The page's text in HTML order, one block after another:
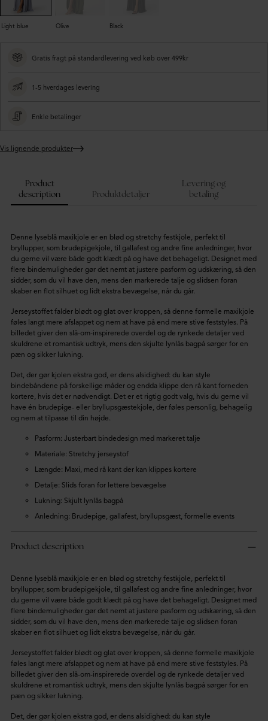
Light blue Olive Black
Gratis fragt på standardlevering ved køb over 499kr
1-5 hverdages levering
Enkle betalinger
Vis lignende produkter
Product
description
Produktdetaljer
Levering og
betaling
Denne lyseblå maxikjole er en blød og stretchy festkjole, perfekt til
bryllupper, som brudepigekjole, til gallafest og andre fine anledninger, hvor
du gerne vil være både godt klædt på og have det behageligt. Designet med
flere bindemuligheder gør det nemt at justere pasform og udskæring, så den
sidder, som du vil have den, mens den markerede talje og slidsen foran
skaber en flot silhuet og lidt ekstra bevægelse, når du går.
Jerseystoffet falder blødt og glat over kroppen, så denne formelle maxikjole
føles langt mere afslappet og nem at have på end mere stive feststyles. På
billedet giver den slå-om-inspirerede overdel og de rynkede detaljer ved
skuldrene et romantisk udtryk, mens den skjulte lynlås bagpå sørger for en
pæn og sikker lukning.
Det, der gør kjolen ekstra god, er dens alsidighed: du kan style
bindebåndene på forskellige måder og endda klippe den rå kant forneden
kortere, hvis det er nødvendigt. Det er et rigtig godt valg, hvis du gerne vil
have én brudepige- eller bryllupsgæstekjole, der føles personlig, behagelig
og nem at tilpasse til din højde.
Pasform: Justerbart bindedesign med markeret talje
Materiale: Stretchy jerseystof
Længde: Maxi, med rå kant der kan klippes kortere
Detalje: Slids foran for lettere bevægelse
Lukning: Skjult lynlås bagpå
Anledning: Brudepige, gallafest, bryllupsgæst, formelle events
Product description
Denne lyseblå maxikjole er en blød og stretchy festkjole, perfekt til
bryllupper, som brudepigekjole, til gallafest og andre fine anledninger, hvor
du gerne vil være både godt klædt på og have det behageligt. Designet med
flere bindemuligheder gør det nemt at justere pasform og udskæring, så den
sidder, som du vil have den, mens den markerede talje og slidsen foran
skaber en flot silhuet og lidt ekstra bevægelse, når du går.
Jerseystoffet falder blødt og glat over kroppen, så denne formelle maxikjole
føles langt mere afslappet og nem at have på end mere stive feststyles. På
billedet giver den slå-om-inspirerede overdel og de rynkede detaljer ved
skuldrene et romantisk udtryk, mens den skjulte lynlås bagpå sørger for en
pæn og sikker lukning.
Det, der gør kjolen ekstra god, er dens alsidighed: du kan style